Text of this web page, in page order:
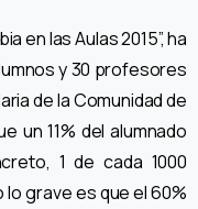
en las Aulas 2015”, ha
y 30 profesores
de la Comunidad de
un 11% del alumnado
1 de cada 1000
grave es que el 60%